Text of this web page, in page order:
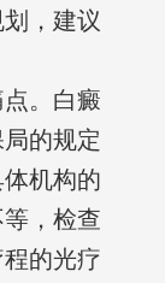
，建议
。白癜
的规定
机构的
，检查
的光疗